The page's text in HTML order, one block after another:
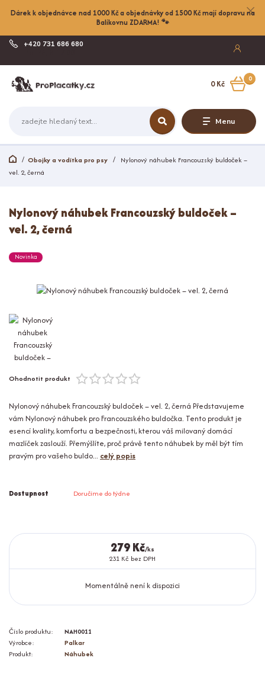
Dárek k objednávce nad 1000 Kč a objednávky od 1500 Kč mají dopravu na
Balíkovnu ZDARMA! 🐾
Menu
+420 731 686 680
0
0 Kč
Obojky a vodítka pro psy
Nylonový náhubek Francouzský buldoček –
vel. 2, černá
Nylonový náhubek Francouzský buldoček –
vel. 2, černá
Novinka
Ohodnotit produkt
Nylonový náhubek Francouzský buldoček – vel. 2, černá Představujeme
vám Nylonový náhubek pro Francouzského buldočka. Tento produkt je
esencí kvality, komfortu a bezpečnosti, kterou váš milovaný domácí
mazlíček zaslouží. Přemýšlíte, proč právě tento náhubek by měl být tím
pravým pro vašeho buldo... celý popis
Dostupnost Doručíme do týdne
279 Kč/ks
231 Kč bez DPH
Momentálně není k dispozici
Číslo produktu:
NAH0011
Výrobce:
Palkar
Produkt:
Náhubek